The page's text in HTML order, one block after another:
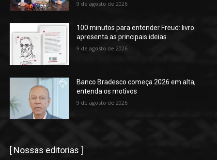
9 de agosto de 2026
100 minutos para entender Freud: livro
apresenta as principais ideias
9 de agosto de 2026
Banco Bradesco começa 2026 em alta,
entenda os motivos
9 de agosto de 2026
[ Nossas editorias ]